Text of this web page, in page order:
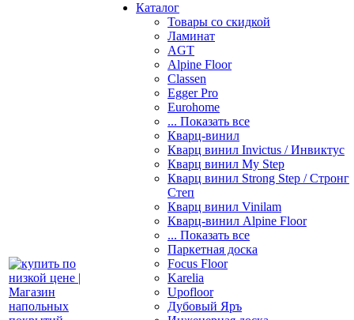
Каталог
Товары со скидкой
Ламинат
AGT
Alpine Floor
Classen
Egger Pro
Eurohome
... Показать все
Кварц-винил
Кварц винил Invictus / Инвиктус
Кварц винил My Step
Кварц винил Strong Step / Стронг
Степ
Кварц винил Vinilam
Кварц-винил Alpine Floor
... Показать все
Паркетная доска
Focus Floor
Karelia
Upofloor
Дубовый Яръ